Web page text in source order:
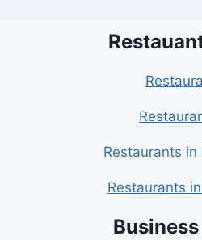
Restaurants in
Restaurants